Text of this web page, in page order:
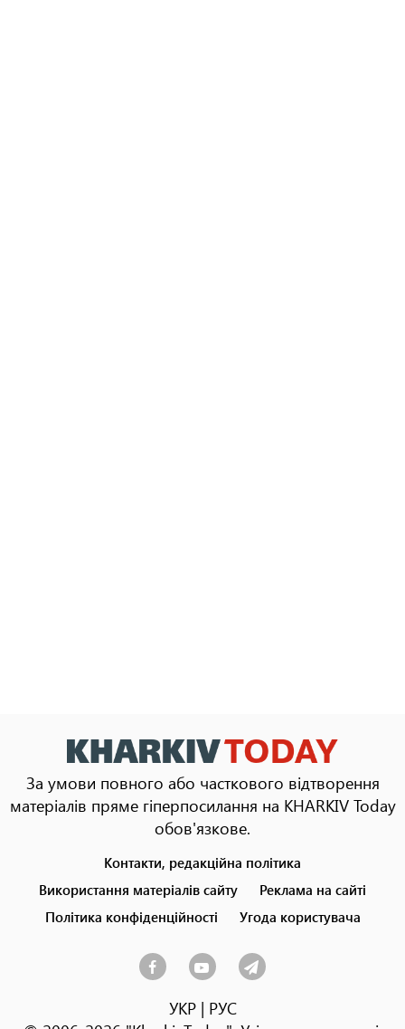
За умови повного або часткового відтворення
матеріалів пряме гіперпосилання на KHARKIV Today
обов'язкове.
menu
Контакти, редакційна політика
Використання матеріалів сайту
Реклама на сайті
Політика конфіденційності
Угода користувача
УКР| РУС